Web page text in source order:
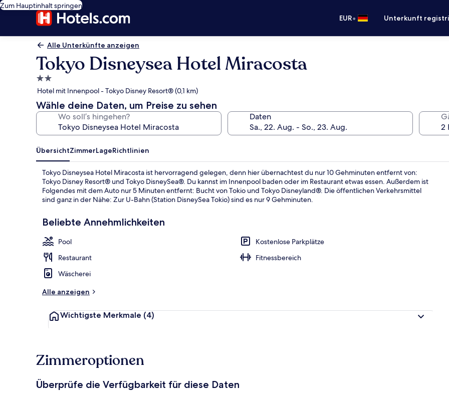
Zum Hauptinhalt springen
EUR• Unterkunft
Alle Unterkünfte anzeigen
Tokyo Disneysea Hotel Miracosta
2.0-
Sterne-
Unterkunft
Hotel mit Innenpool - Tokyo Disney Resort® (0,1 km)
Wähle deine Daten, um Preise zu sehen
Wo soll’s hingehen? Daten
ÜbersichtZimmerLageRichtlinien
Tokyo Disneysea Hotel Miracosta ist hervorragend gelegen, denn hier übernachtest du nur 10 Gehminuten entfernt von:
Tokyo Disney Resort® und Tokyo DisneySea®. Du kannst im Innenpool baden oder im Restaurant etwas essen. Außerdem ist
Folgendes mit dem Auto nur 5 Minuten entfernt: Bucht von Tokio und Tokyo Disneyland®. Die öffentlichen Verkehrsmittel
sind ganz in der Nähe: Zur U-Bahn (Station DisneySea Tokio) sind es nur 9 Gehminuten.
Beliebte Annehmlichkeiten
Pool
Kostenlose Parkplätze
Restaurant
Fitnessbereich
Wäscherei
Alle anzeigen
Wichtigste Merkmale (4)
Zimmeroptionen
Überprüfe die Verfügbarkeit für diese Daten